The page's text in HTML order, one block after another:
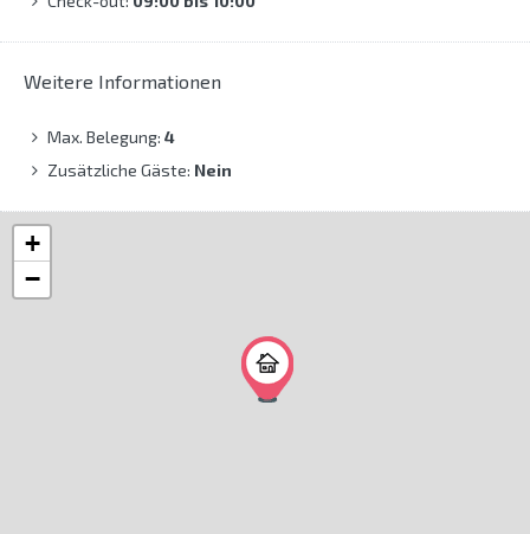
Weitere Informationen
Max. Belegung: 4
Zusätzliche Gäste: Nein
+
−